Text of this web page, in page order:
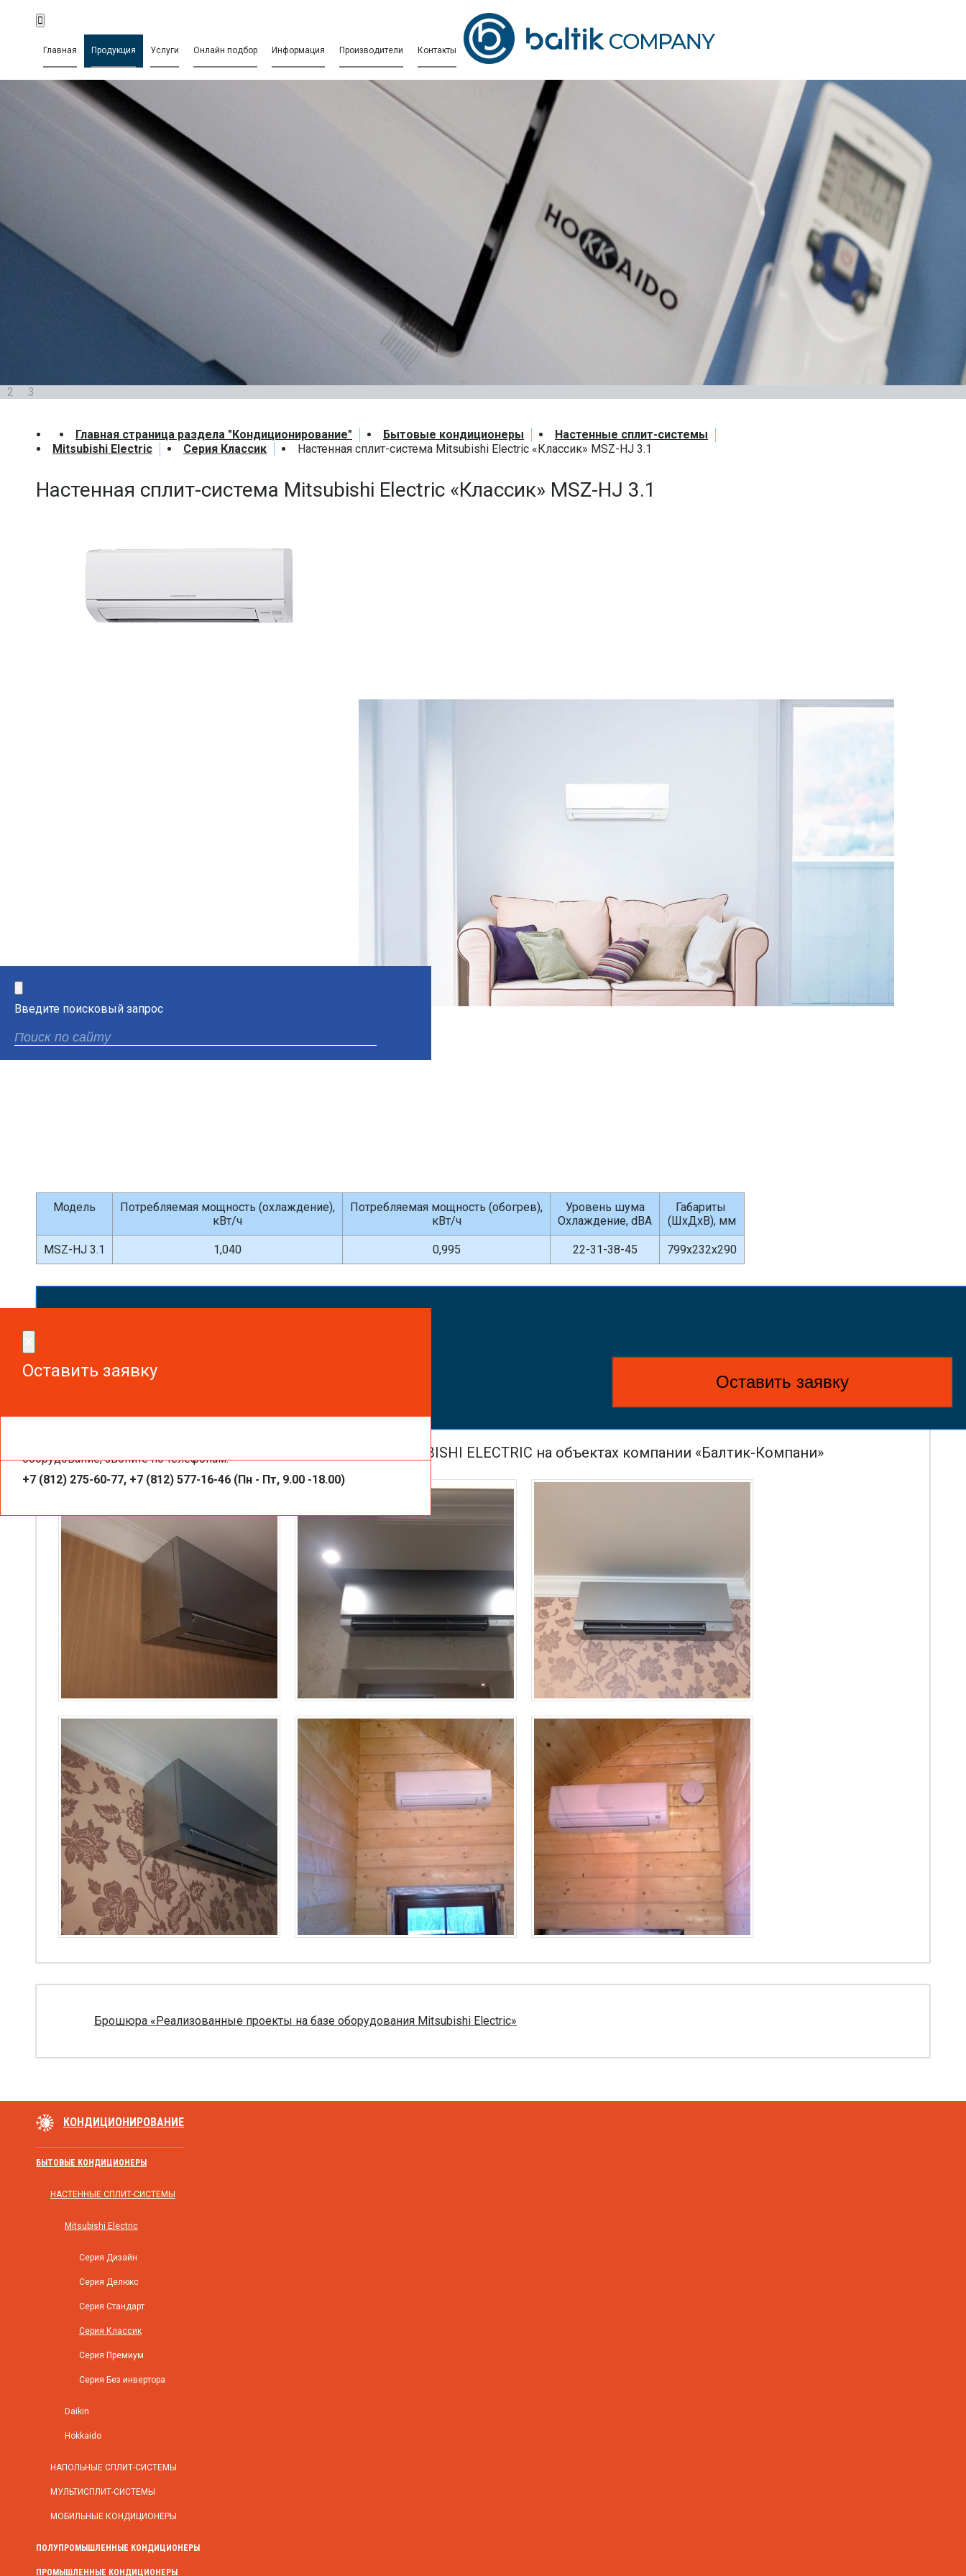
Главная Продукция Услуги Онлайн подбор Информация Производители Контакты
Введите поисковый запрос
2 3
Главная страница раздела "Кондиционирование" Бытовые кондиционеры
Настенные сплит-системы
Mitsubishi Electric
Серия Классик Настенная сплит-система Mitsubishi Electric «Классик» MSZ-HJ 3.1
Настенная сплит-система Mitsubishi Electric «Классик» MSZ-HJ 3.1
Модель
Потребляемая мощность (охлаждение),
кВт/ч
Потребляемая мощность (обогрев),
кВт/ч
Уровень шума
Охлаждение, dBA
Габариты
(ШхДхВ), мм
MSZ-HJ 3.1 1,040 0,995 22-31-38-45 799х232х290
Оставить заявку
Оставить заявку
оборудование, звоните по телефонам:
+7 (812) 275-60-77, +7 (812) 577-16-46 (Пн - Пт, 9.00 -18.00)
Оставить заявку
Настенные внутренние блоки кондиционеров MITSUBISHI ELECTRIC на объектах компании «Балтик-Компани»
Брошюра «Реализованные проекты на базе оборудования Mitsubishi Electric»
КОНДИЦИОНИРОВАНИЕ
БЫТОВЫЕ КОНДИЦИОНЕРЫ
НАСТЕННЫЕ СПЛИТ-СИСТЕМЫ
Mitsubishi Electric
Серия Дизайн
Серия Делюкс
Серия Стандарт
Серия Классик
Серия Премиум
Серия Без инвертора
Daikin
Hokkaido
НАПОЛЬНЫЕ СПЛИТ-СИСТЕМЫ
МУЛЬТИСПЛИТ-СИСТЕМЫ
МОБИЛЬНЫЕ КОНДИЦИОНЕРЫ
ПОЛУПРОМЫШЛЕННЫЕ КОНДИЦИОНЕРЫ
ПРОМЫШЛЕННЫЕ КОНДИЦИОНЕРЫ